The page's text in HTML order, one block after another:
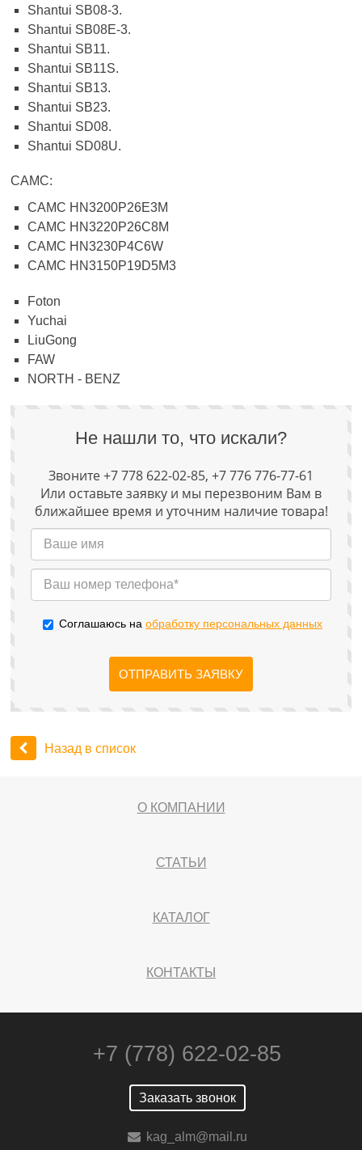
Shantui SB08-3.
Shantui SB08E-3.
Shantui SB11.
Shantui SB11S.
Shantui SB13.
Shantui SB23.
Shantui SD08.
Shantui SD08U.
CAMC:
CAMC HN3200P26E3M
CAMC HN3220P26C8M
CAMC HN3230P4C6W
CAMC HN3150P19D5M3
Foton
Yuchai
LiuGong
FAW
NORTH - BENZ
Не нашли то, что искали?
Звоните +7 778 622-02-85, +7 776 776-77-61
Или оставьте заявку и мы перезвоним Вам в
ближайшее время и уточним наличие товара!
Соглашаюсь на обработку персональных данных
ОТПРАВИТЬ ЗАЯВКУ
Назад в список
О КОМПАНИИ
СТАТЬИ
КАТАЛОГ
КОНТАКТЫ
+7 (778) 622-02-85
Заказать звонок
kag_alm@mail.ru